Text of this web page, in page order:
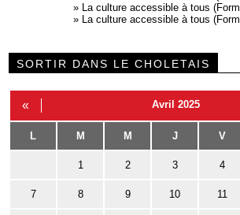
»
La culture accessible à tous
»
La culture accessible à tous
SORTIR DANS LE CHOLETAIS
« Avril 2025
L M M J V
1 2 3 4
7 8 9 10 11